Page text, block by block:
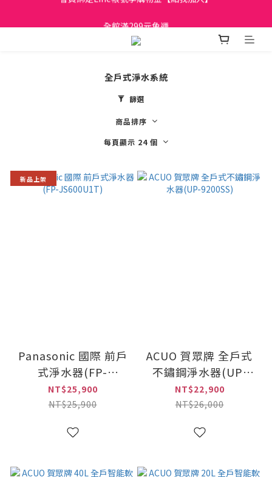
日立家電、國際牌 原廠管制價格 私訊優惠價
全戶式淨水系統
篩選
商品排序
每頁顯示 24 個
新品上架
Panasonic 國際 前戶
式淨水器(FP-
JS600U1T)
NT$25,900
NT$25,900
ACUO 賀眾牌 全戶式
不鏽鋼淨水器(UP-
9200SS)
NT$22,900
NT$26,000